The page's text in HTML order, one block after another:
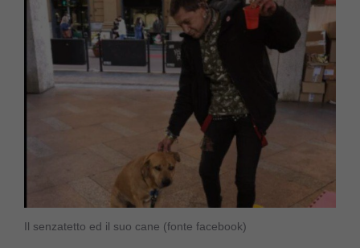
Il senzatetto ed il suo cane (fonte facebook)